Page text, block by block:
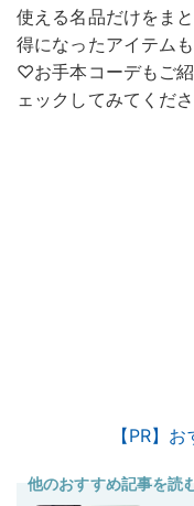
使える名品だけをま
得になったアイテム
♡お手本コーデもご
ェックしてみてくださ
【PR】
他のおすすめ記事を読